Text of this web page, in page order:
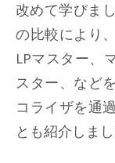
改めて学びま
の比較により
LPマスター、
スター、など
コライザを通
とも紹介しまし